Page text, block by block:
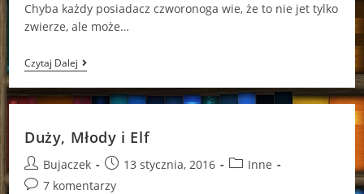
Chyba każdy posiadacz czworonoga wie, że to nie jet tylko
zwierze, ale może…
Czytaj DalejNiebezpieczna
Przygoda
Elfa
Duży, Młody i Elf
Post
author:
Bujaczek
Post
published:
13 stycznia, 2016
PostInne
Post7 komentarzy